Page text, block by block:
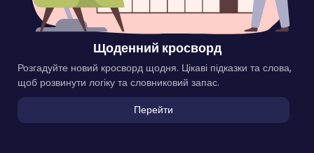
Щоденний кросворд
Розгадуйте новий кросворд щодня. Цікаві підказки та слова,
щоб розвинути логіку та словниковий запас.
Перейти